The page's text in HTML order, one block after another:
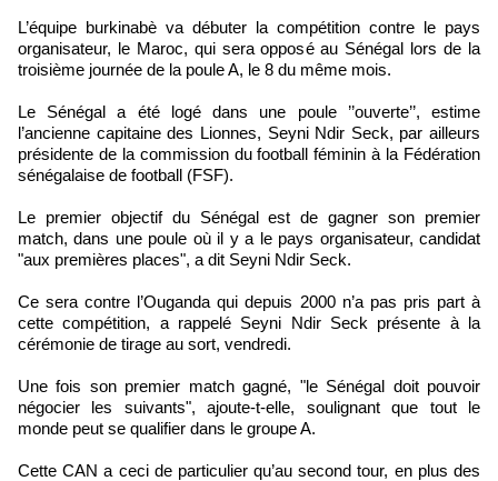
L’équipe burkinabè va débuter la compétition contre le pays
organisateur, le Maroc, qui sera opposé au Sénégal lors de la
troisième journée de la poule A, le 8 du même mois.
Le Sénégal a été logé dans une poule ’’ouverte’’, estime
l’ancienne capitaine des Lionnes, Seyni Ndir Seck, par ailleurs
présidente de la commission du football féminin à la Fédération
sénégalaise de football (FSF).
Le premier objectif du Sénégal est de gagner son premier
match, dans une poule où il y a le pays organisateur, candidat
"aux premières places", a dit Seyni Ndir Seck.
Ce sera contre l’Ouganda qui depuis 2000 n’a pas pris part à
cette compétition, a rappelé Seyni Ndir Seck présente à la
cérémonie de tirage au sort, vendredi.
Une fois son premier match gagné, "le Sénégal doit pouvoir
négocier les suivants", ajoute-t-elle, soulignant que tout le
monde peut se qualifier dans le groupe A.
Cette CAN a ceci de particulier qu’au second tour, en plus des